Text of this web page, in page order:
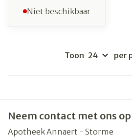
Niet beschikbaar
Toon per
Neem contact met ons op
Apotheek Annaert - Storme